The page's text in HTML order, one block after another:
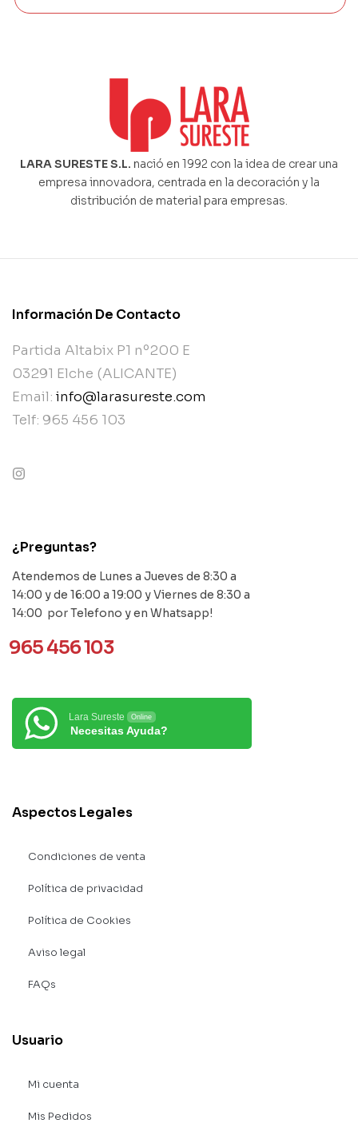
LARA SURESTE S.L. nació en 1992 con la idea de crear una
empresa innovadora, centrada en la decoración y la
distribución de material para empresas.
Información De Contacto
Partida Altabix P1 nº200 E
03291 Elche (ALICANTE)
Email: info@larasureste.com
Telf: 965 456 103
¿Preguntas?
Atendemos de Lunes a Jueves de 8:30 a
14:00 y de 16:00 a 19:00 y Viernes de 8:30 a
14:00 por Telefono y en Whatsapp!
965 456 103
Lara Sureste Online
Necesitas Ayuda?
Aspectos Legales
Condiciones de venta
Política de privacidad
Política de Cookies
Aviso legal
FAQs
Usuario
Mi cuenta
Mis Pedidos